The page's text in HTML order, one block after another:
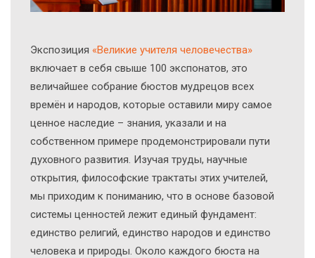
Экcпозиция «Великие учителя человечества»
включает в себя свыше 100 экспонатов, это
величайшее собрание бюстов мудрецов всех
времён и народов, которые оставили миру самое
ценное наследие – знания, указали и на
собственном примере продемонстрировали пути
духовного развития. Изучая труды, научные
открытия, философские трактаты этих учителей,
мы приходим к пониманию, что в основе базовой
системы ценностей лежит единый фундамент:
единство религий, единство народов и единство
человека и природы. Около каждого бюста на